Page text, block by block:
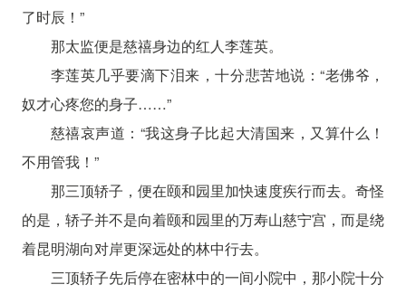
了时辰！”
那太监便是慈禧身边的红人李莲英。
李莲英几乎要滴下泪来，十分悲苦地说：“老佛爷，
奴才心疼您的身子……”
慈禧哀声道：“我这身子比起大清国来，又算什么！
不用管我！”
那三顶轿子，便在颐和园里加快速度疾行而去。奇怪
的是，轿子并不是向着颐和园里的万寿山慈宁宫，而是绕
着昆明湖向对岸更深远处的林中行去。
三顶轿子先后停在密林中的一间小院中，那小院十分